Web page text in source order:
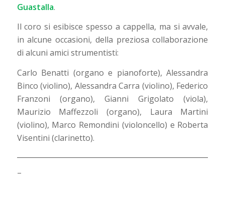
Guastalla.
Il coro si esibisce spesso a cappella, ma si avvale,
in alcune occasioni, della preziosa collaborazione
di alcuni amici strumentisti:
Carlo Benatti (organo e pianoforte), Alessandra
Binco (violino), Alessandra Carra (violino), Federico
Franzoni (organo), Gianni Grigolato (viola),
Maurizio Maffezzoli (organo), Laura Martini
(violino), Marco Remondini (violoncello) e Roberta
Visentini (clarinetto).
–